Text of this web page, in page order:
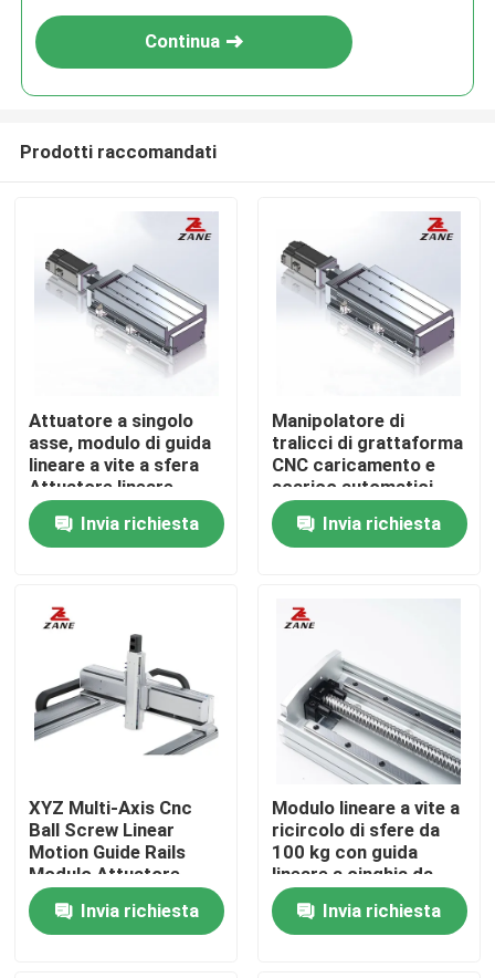
Chi siamo
Fatory Tour
Controllo di qualità
Contattaci
Tutti i casi
Richiedere un preventivo
Continua
Prodotti raccomandati
Attuatore a singolo
asse, modulo di guida
lineare a vite a sfera
Attuatore lineare
Invia richiesta
Manipolatore di
tralicci di grattaforma
CNC caricamento e
scarico automatici
CNC manipolatore di
utensili meccanici
Invia richiesta
XYZ Multi-Axis Cnc
Ball Screw Linear
Motion Guide Rails
Modulo Attuatore
Gantry Modulo Lineare
Invia richiesta
Modulo lineare a vite a
ricircolo di sfere da
100 kg con guida
lineare a cinghia da
3500 mm
completamente chiusa
Invia richiesta